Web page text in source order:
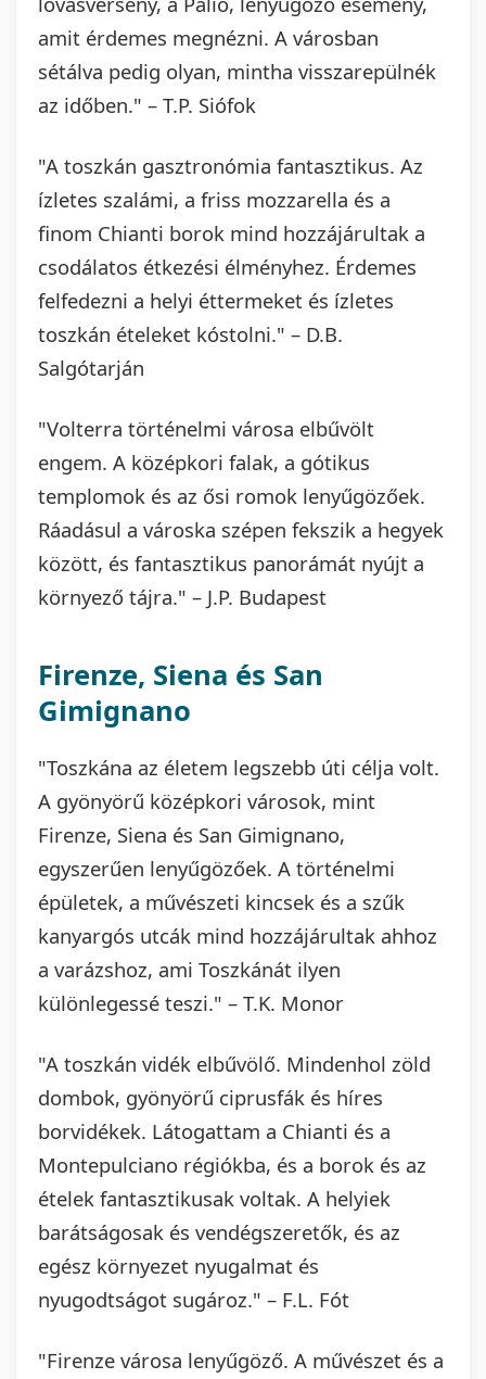
amit érdemes megnézni. A városban
sétálva pedig olyan, mintha visszarepülnék
az időben." – T.P. Siófok
"A toszkán gasztronómia fantasztikus. Az
ízletes szalámi, a friss mozzarella és a
finom Chianti borok mind hozzájárultak a
csodálatos étkezési élményhez. Érdemes
felfedezni a helyi éttermeket és ízletes
toszkán ételeket kóstolni." – D.B.
Salgótarján
"Volterra történelmi városa elbűvölt
engem. A középkori falak, a gótikus
templomok és az ősi romok lenyűgözőek.
Ráadásul a városka szépen fekszik a hegyek
között, és fantasztikus panorámát nyújt a
környező tájra." – J.P. Budapest
Firenze, Siena és San
Gimignano
"Toszkána az életem legszebb úti célja volt.
A gyönyörű középkori városok, mint
Firenze, Siena és San Gimignano,
egyszerűen lenyűgözőek. A történelmi
épületek, a művészeti kincsek és a szűk
kanyargós utcák mind hozzájárultak ahhoz
a varázshoz, ami Toszkánát ilyen
különlegessé teszi." – T.K. Monor
"A toszkán vidék elbűvölő. Mindenhol zöld
dombok, gyönyörű ciprusfák és híres
borvidékek. Látogattam a Chianti és a
Montepulciano régiókba, és a borok és az
ételek fantasztikusak voltak. A helyiek
barátságosak és vendégszeretők, és az
egész környezet nyugalmat és
nyugodtságot sugároz." – F.L. Fót
"Firenze városa lenyűgöző. A művészet és a